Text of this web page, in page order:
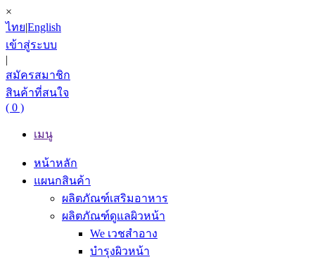
×
ไทย|English
เข้าสู่ระบบ
|
สมัครสมาชิก
สินค้าที่สนใจ
( 0 )
เมนู
หน้าหลัก
แผนกสินค้า
ผลิตภัณฑ์เสริมอาหาร
ผลิตภัณฑ์ดูแลผิวหน้า
We เวชสำอาง
บำรุงผิวหน้า